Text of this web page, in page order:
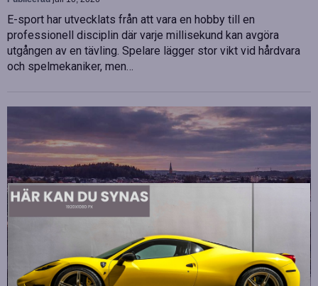
E-sport har utvecklats från att vara en hobby till en
professionell disciplin där varje millisekund kan avgöra
utgången av en tävling. Spelare lägger stor vikt vid hårdvara
och spelmekaniker, men…